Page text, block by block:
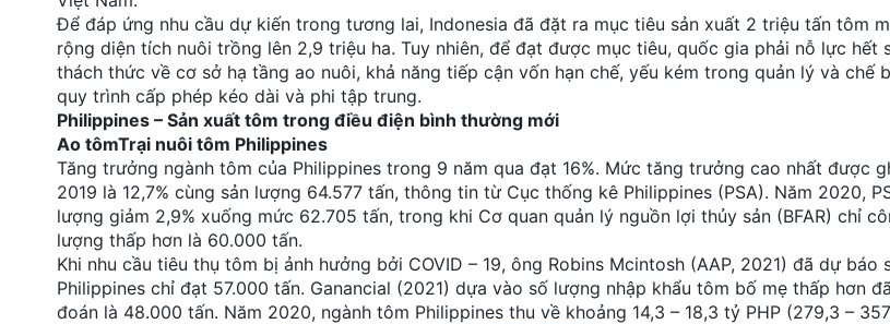
Để đáp ứng nhu cầu dự kiến trong tương lai, Indonesia đã đặt ra mục tiêu sản xuất 2 triệu tấn tôm
rộng diện tích nuôi trồng lên 2,9 triệu ha. Tuy nhiên, để đạt được mục tiêu, quốc gia phải nỗ lực hết
thách thức về cơ sở hạ tầng ao nuôi, khả năng tiếp cận vốn hạn chế, yếu kém trong quản lý và chế
quy trình cấp phép kéo dài và phi tập trung.
Philippines – Sản xuất tôm trong điều điện bình thường mới
Ao tômTrại nuôi tôm Philippines
Tăng trưởng ngành tôm của Philippines trong 9 năm qua đạt 16%. Mức tăng trưởng cao nhất được
2019 là 12,7% cùng sản lượng 64.577 tấn, thông tin từ Cục thống kê Philippines (PSA). Năm 2020,
lượng giảm 2,9% xuống mức 62.705 tấn, trong khi Cơ quan quản lý nguồn lợi thủy sản (BFAR) chỉ
lượng thấp hơn là 60.000 tấn.
Khi nhu cầu tiêu thụ tôm bị ảnh hưởng bởi COVID – 19, ông Robins Mcintosh (AAP, 2021) đã dự báo
Philippines chỉ đạt 57.000 tấn. Ganancial (2021) dựa vào số lượng nhập khẩu tôm bố mẹ thấp hơn
đoán là 48.000 tấn. Năm 2020, ngành tôm Philippines thu về khoảng 14,3 – 18,3 tỷ PHP (279,3 –